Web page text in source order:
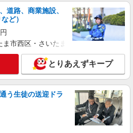
の1 アーデン平野1階
詳細を見る
訪問入浴）
円
ア訪問入浴 岡山 岡山県岡山市北区平
詳細を見る
道路、商業施設、
ど）
市西区・さいたま市岩槻区・久喜市・
とりあえずキープ
う生徒の送迎ドラ